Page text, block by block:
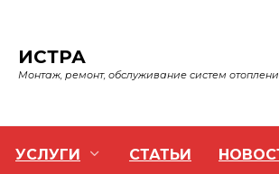
ИСТРА
Монтаж, ремонт, обслуживание систем
УСЛУГИ СТАТЬИ